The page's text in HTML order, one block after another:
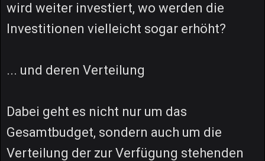
wird weiter investiert, wo werden die
Investitionen vielleicht sogar erhöht?
... und deren Verteilung
Dabei geht es nicht nur um das
Gesamtbudget, sondern auch um die
Verteilung der zur Verfügung stehenden